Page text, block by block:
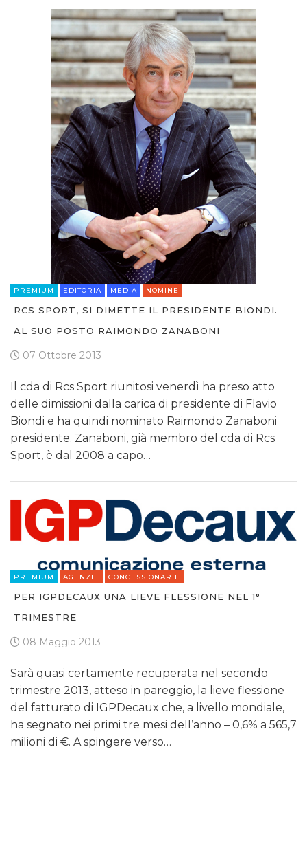
PREMIUM EDITORIA MEDIA NOMINE
RCS SPORT, SI DIMETTE IL PRESIDENTE BIONDI.
AL SUO POSTO RAIMONDO ZANABONI
07 Ottobre 2013
Il cda di Rcs Sport riunitosi venerdì ha preso atto
delle dimissioni dalla carica di presidente di Flavio
Biondi e ha quindi nominato Raimondo Zanaboni
presidente. Zanaboni, già membro del cda di Rcs
Sport, è dal 2008 a capo…
PREMIUM AGENZIE CONCESSIONARIE
PER IGPDECAUX UNA LIEVE FLESSIONE NEL 1°
TRIMESTRE
08 Maggio 2013
Sarà quasi certamente recuperata nel secondo
trimestre 2013, atteso in pareggio, la lieve flessione
del fatturato di IGPDecaux che, a livello mondiale,
ha segnato nei primi tre mesi dell’anno – 0,6% a 565,7
milioni di €. A spingere verso…